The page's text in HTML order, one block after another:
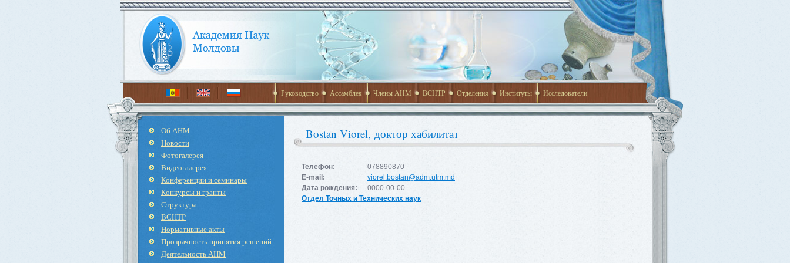
Руководство Ассамблея Члены АНМ ВСНТР Отделения Институты Исследователи
Об АНМ
Новости
Фотогалерея
Видеогалерея
Конференции и семинары
Конкурсы и гранты
Структура
ВСНТР
Нормативные акты
Прозрачность принятия решений
Деятельность АНМ
Bostan Viorel, доктор хабилитат
Телефон:
078890870
E-mail:
viorel.bostan@adm.utm.md
Дата рождения:
0000-00-00
Отдел Точных и Технических наук